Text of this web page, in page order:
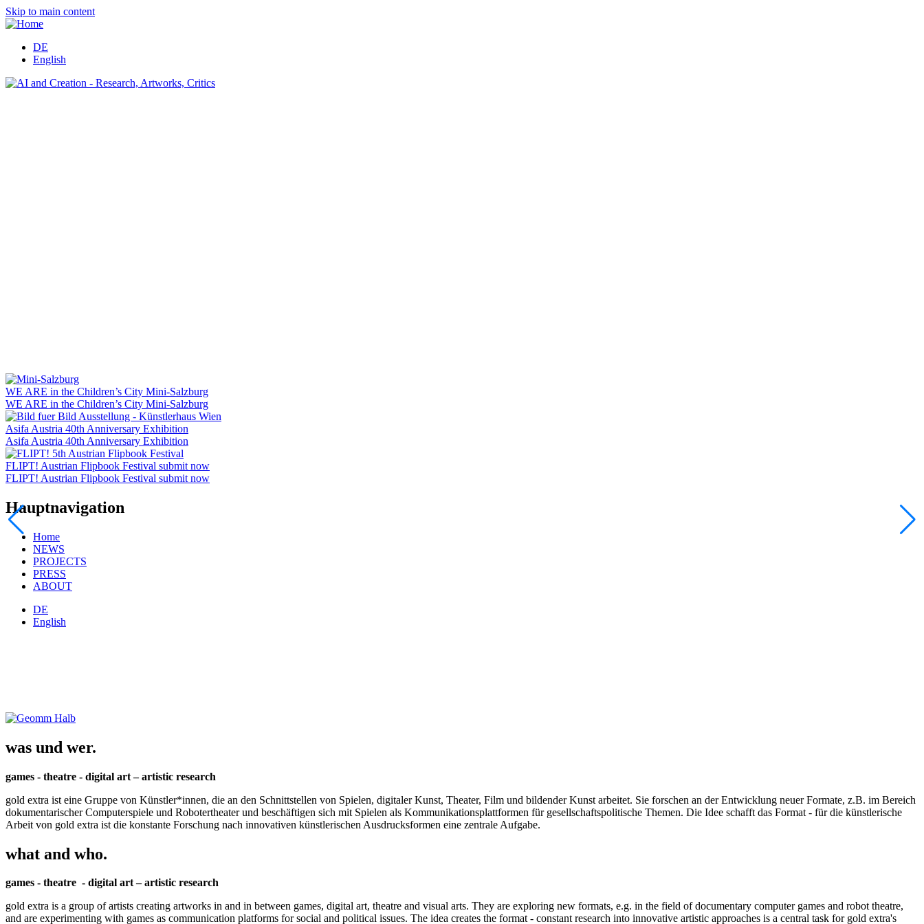
Skip to main content
DE
English
WE ARE in the Children’s City Mini-Salzburg
WE ARE in the Children’s City Mini-Salzburg
Asifa Austria 40th Anniversary Exhibition
Asifa Austria 40th Anniversary Exhibition
FLIPT! Austrian Flipbook Festival submit now
FLIPT! Austrian Flipbook Festival submit now
Hauptnavigation
Home
NEWS
PROJECTS
PRESS
ABOUT
DE
English
was und wer.
games - theatre - digital art – artistic research
gold extra ist eine Gruppe von Künstler*innen, die an den Schnittstellen von Spielen, digitaler Kunst, Theater, Film und bildender Kunst arbeitet. Sie forschen an der Entwicklung neuer Formate, z.B. im Bereich
dokumentarischer Computerspiele und Robotertheater und beschäftigen sich mit Spielen als Kommunikationsplattformen für gesellschaftspolitische Themen. Die Idee schafft das Format - für die künstlerische
Arbeit von gold extra ist die konstante Forschung nach innovativen künstlerischen Ausdrucksformen eine zentrale Aufgabe.
what and who.
games - theatre - digital art – artistic research
gold extra is a group of artists creating artworks in and in between games, digital art, theatre and visual arts. They are exploring new formats, e.g. in the field of documentary computer games and robot theatre,
and are experimenting with games as communication platforms for social and political issues. The idea creates the format - constant research into innovative artistic approaches is a central task for gold extra's